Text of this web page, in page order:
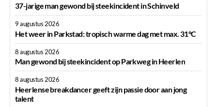
37-jarige man gewond bij steekincident in Schinveld
9 augustus 2026
Het weer in Parkstad: tropisch warme dag met max. 31°C
8 augustus 2026
Man gewond bij steekincident op Parkweg in Heerlen
8 augustus 2026
Heerlense breakdancer geeft zijn passie door aan jong
talent